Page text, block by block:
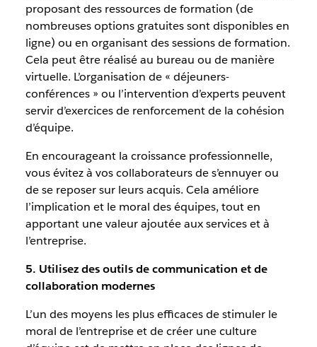
proposant des ressources de formation (de
nombreuses options gratuites sont disponibles en
ligne) ou en organisant des sessions de formation.
Cela peut être réalisé au bureau ou de manière
virtuelle. L’organisation de « déjeuners-
conférences » ou l’intervention d’experts peuvent
servir d’exercices de renforcement de la cohésion
d’équipe.
En encourageant la croissance professionnelle,
vous évitez à vos collaborateurs de s’ennuyer ou
de se reposer sur leurs acquis. Cela améliore
l’implication et le moral des équipes, tout en
apportant une valeur ajoutée aux services et à
l’entreprise.
5. Utilisez des outils de communication et de
collaboration modernes
L’un des moyens les plus efficaces de stimuler le
moral de l’entreprise et de créer une culture